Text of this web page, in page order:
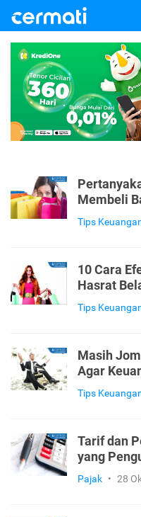
Membeli
Tips
10 Cara
Hasrat
Tips
Masih
Agar
Tips
Tarif dan
yang
Pajak • 28